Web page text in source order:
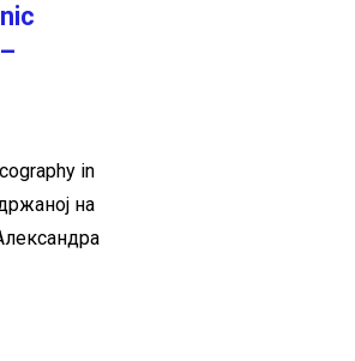
in
на